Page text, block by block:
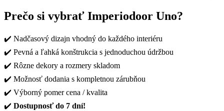
Prečo si vybrať Imperiodoor Uno?
✔️ Nadčasový dizajn vhodný do každého interiéru
✔️ Pevná a ľahká konštrukcia s jednoduchou údržbou
✔️ Rôzne dekory a rozmery skladom
✔️ Možnosť dodania s kompletnou zárubňou
✔️ Výborný pomer cena / kvalita
✔️ Dostupnosť do 7 dní!